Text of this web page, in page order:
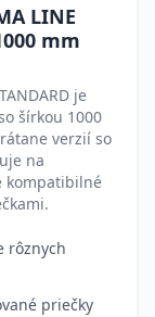
LINE
mm
je
šírkou 1000
verzií so
na
kompatibilné
rôznych
priečky